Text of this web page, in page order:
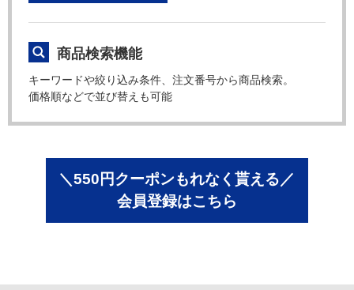
商品検索機能
キーワードや絞り込み条件、注文番号から商品検索。
価格順などで並び替えも可能
＼550円クーポンもれなく貰える／
会員登録はこちら